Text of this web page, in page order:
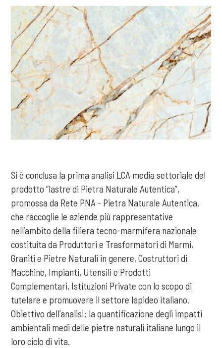
Si è conclusa la prima analisi LCA media settoriale del
prodotto “lastre di Pietra Naturale Autentica”,
promossa da Rete PNA - Pietra Naturale Autentica,
che raccoglie le aziende più rappresentative
nell’ambito della filiera tecno-marmifera nazionale
costituita da Produttori e Trasformatori di Marmi,
Graniti e Pietre Naturali in genere, Costruttori di
Macchine, Impianti, Utensili e Prodotti
Complementari, Istituzioni Private con lo scopo di
tutelare e promuovere il settore lapideo italiano.
Obiettivo dell’analisi: la quantificazione degli impatti
ambientali medi delle pietre naturali italiane lungo il
loro ciclo di vita.